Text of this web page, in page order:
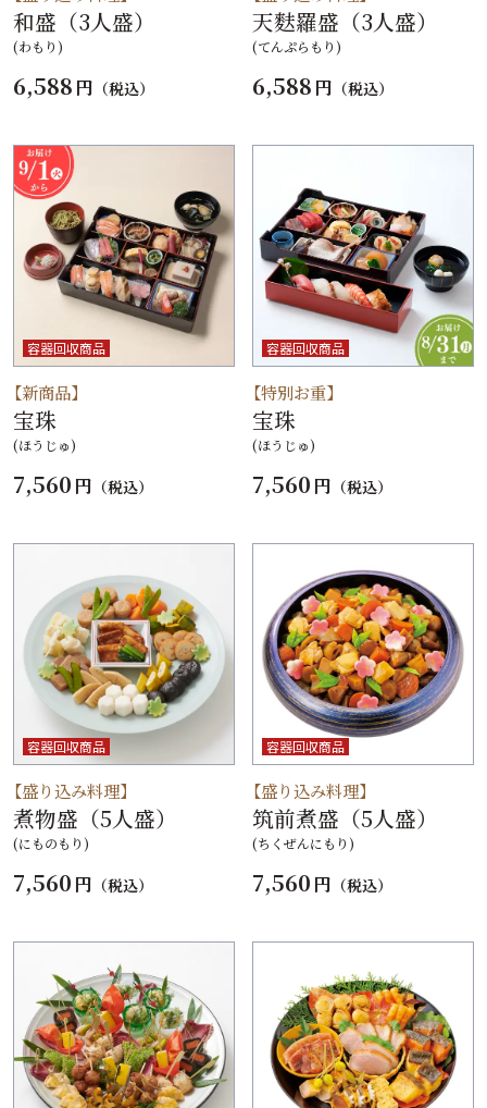
和盛（3人盛）
(わもり)
6,588 円 （税込）
天麩羅盛（3人盛）
(てんぷらもり)
6,588 円 （税込）
容器回収商品
【新商品】
宝珠
(ほうじゅ)
7,560 円 （税込）
容器回収商品
【特別お重】
宝珠
(ほうじゅ)
7,560 円 （税込）
容器回収商品
【盛り込み料理】
煮物盛（5人盛）
(にものもり)
7,560 円 （税込）
容器回収商品
【盛り込み料理】
筑前煮盛（5人盛）
(ちくぜんにもり)
7,560 円 （税込）